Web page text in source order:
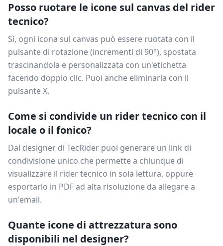
Posso ruotare le icone sul canvas del rider
tecnico?
Sì, ogni icona sul canvas può essere ruotata con il
pulsante di rotazione (incrementi di 90°), spostata
trascinandola e personalizzata con un'etichetta
facendo doppio clic. Puoi anche eliminarla con il
pulsante X.
Come si condivide un rider tecnico con il
locale o il fonico?
Dal designer di TecRider puoi generare un link di
condivisione unico che permette a chiunque di
visualizzare il rider tecnico in sola lettura, oppure
esportarlo in PDF ad alta risoluzione da allegare a
un'email.
Quante icone di attrezzatura sono
disponibili nel designer?